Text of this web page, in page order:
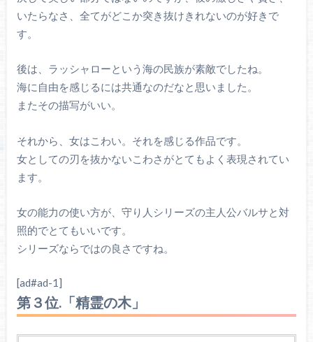
いたらなさ、全てがどこか突き抜けきれないのが好きで
す。
後は、ラッシャローという海の民族が素敵でしたね。
海に自由を感じるには共通なのだなと思いました。
またその描写がいい。
それから、女はこわい。それを感じる作品です。
女としての刃を抜かないこわさがとてもよく表現されてい
ます。
女の能力の使い方が、守り人シリーズの主人公バルサと対
照的でとてもいいです。
シリーズならではの良さですね。
[ad#ad-1]
第３位.「精霊の木」